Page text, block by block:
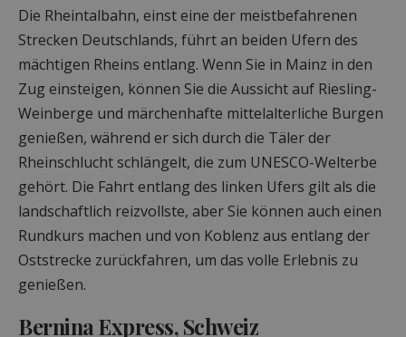
Die Rheintalbahn, einst eine der meistbefahrenen
Strecken Deutschlands, führt an beiden Ufern des
mächtigen Rheins entlang. Wenn Sie in Mainz in den
Zug einsteigen, können Sie die Aussicht auf Riesling-
Weinberge und märchenhafte mittelalterliche Burgen
genießen, während er sich durch die Täler der
Rheinschlucht schlängelt, die zum UNESCO-Welterbe
gehört. Die Fahrt entlang des linken Ufers gilt als die
landschaftlich reizvollste, aber Sie können auch einen
Rundkurs machen und von Koblenz aus entlang der
Oststrecke zurückfahren, um das volle Erlebnis zu
genießen.
Bernina Express, Schweiz